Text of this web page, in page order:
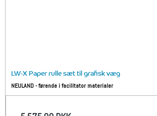
LW-X Paper rulle sæt til grafisk væg
NEULAND - førende i facilitator materialer